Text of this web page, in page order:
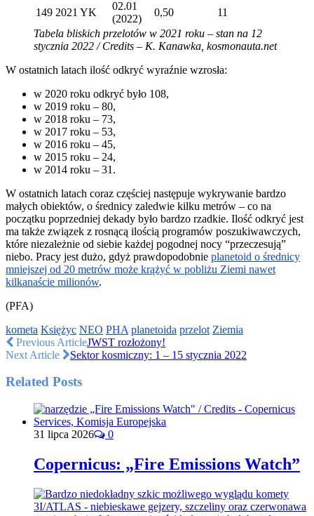
149 2021 YK
02.01
(2022)
0,50
11
Tabela bliskich przelotów w 2021 roku – stan na 12
stycznia 2022 / Credits – K. Kanawka, kosmonauta.net
W ostatnich latach ilość odkryć wyraźnie wzrosła:
w 2020 roku odkryć było 108,
w 2019 roku – 80,
w 2018 roku – 73,
w 2017 roku – 53,
w 2016 roku – 45,
w 2015 roku – 24,
w 2014 roku – 31.
W ostatnich latach coraz częściej następuje wykrywanie bardzo
małych obiektów, o średnicy zaledwie kilku metrów – co na
początku poprzedniej dekady było bardzo rzadkie. Ilość odkryć jest
ma także związek z rosnącą ilością programów poszukiwawczych,
które niezależnie od siebie każdej pogodnej nocy “przeczesują”
niebo. Pracy jest dużo, gdyż prawdopodobnie planetoid o średnicy
mniejszej od 20 metrów może krążyć w pobliżu Ziemi nawet
kilkanaście milionów.
(PFA)
kometa Księżyc NEO PHA planetoida przelot Ziemia
Previous ArticleJWST rozłożony!
Next Article
Sektor kosmiczny: 1 – 15 stycznia 2022
Related Posts
31 lipca 2026 0
Copernicus: „Fire Emissions Watch”